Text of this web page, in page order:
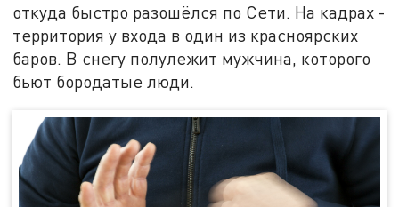
откуда быстро разошёлся по Сети. На кадрах -
территория у входа в один из красноярских
баров. В снегу полулежит мужчина, которого
бьют бородатые люди.